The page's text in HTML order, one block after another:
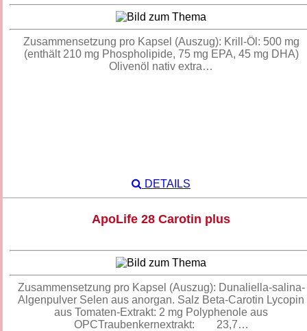
Zusammensetzung pro Kapsel (Auszug): Krill-Öl: 500 mg
(enthält 210 mg Phospholipide, 75 mg EPA, 45 mg DHA)
Olivenöl nativ extra…
DETAILS
ApoLife 28 Carotin plus
Zusammensetzung pro Kapsel (Auszug): Dunaliella-salina-
Algenpulver Selen aus anorgan. Salz Beta-Carotin Lycopin
aus Tomaten-Extrakt: 2 mg Polyphenole aus
OPCTraubenkernextrakt: 23,7…